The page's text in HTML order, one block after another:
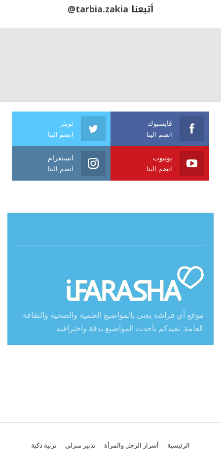
أتبعنا @tarbia.zakia
فايسبوك
انضم الينا
تويتر
انضم الينا
يوتيوب
انضم الينا
انستغرام
انضم الينا
موقع آي فراشة يعنى بالمواضيع العلمية والصحية والثقافة
العامة. نفيدكم بأحدث المواضيع بدقة واحترافية
الرئيسية أسرار الرجل والمرأة تدبير منزلي تربية ذكية